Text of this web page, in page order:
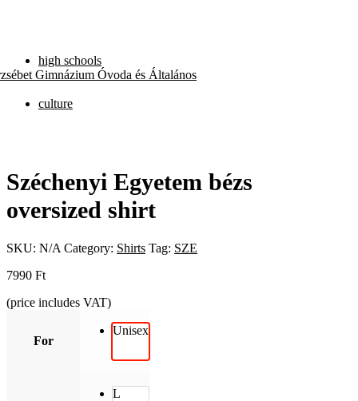
high schools
Gimnázium Óvoda és Általános
culture
Széchenyi Egyetem bézs
oversized shirt
SKU: N/A Category: Shirts Tag: SZE
7990 Ft
(price includes VAT)
For
Unisex
L